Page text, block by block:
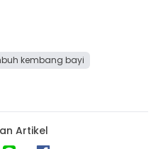
kembang bayi
Artikel